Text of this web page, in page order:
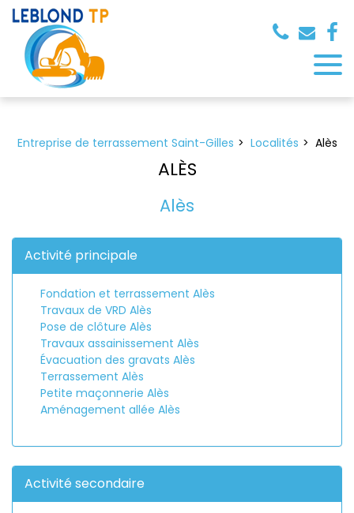
Entreprise de terrassement Saint-Gilles Localités Alès
ALÈS
Alès
Activité principale
Fondation et terrassement Alès
Travaux de VRD Alès
Pose de clôture Alès
Travaux assainissement Alès
Évacuation des gravats Alès
Terrassement Alès
Petite maçonnerie Alès
Aménagement allée Alès
Activité secondaire
Panneau de gestion des cookies